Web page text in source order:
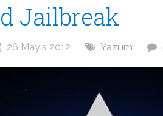
Jailbreak
26 Mayıs 2012 Yazılım